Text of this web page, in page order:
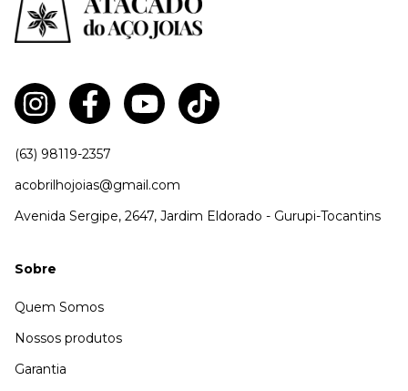
(63) 98119-2357
acobrilhojoias@gmail.com
Avenida Sergipe, 2647, Jardim Eldorado - Gurupi-Tocantins
Sobre
Quem Somos
Nossos produtos
Garantia